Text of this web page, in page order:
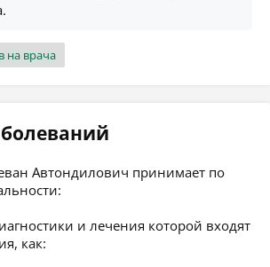
на врача
Автондилович принимает по
и лечения которой входят
как: